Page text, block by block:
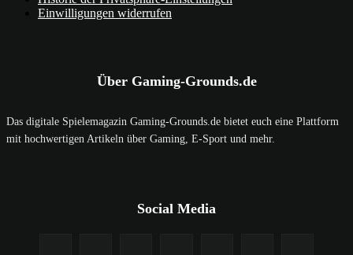
Einwilligungen widerrufen
Über Gaming-Grounds.de
Das digitale Spielemagazin Gaming-Grounds.de bietet euch eine Plattform
mit hochwertigen Artikeln über Gaming, E-Sport und mehr.
Social Media